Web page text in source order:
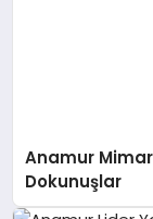
Anamur
Dokunuşlar